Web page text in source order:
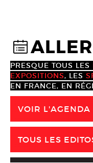
@ALLER
PRESQUE TOUS LES
EXPOSITIONS, LES
EN FRANCE, EN
VOIR L'AGENDA
TOUS LES